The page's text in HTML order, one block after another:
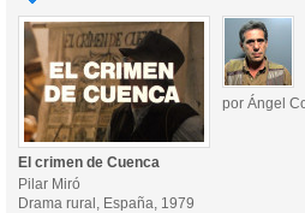
por Ángel
El crimen de Cuenca
Pilar Miró
Drama rural, España, 1979